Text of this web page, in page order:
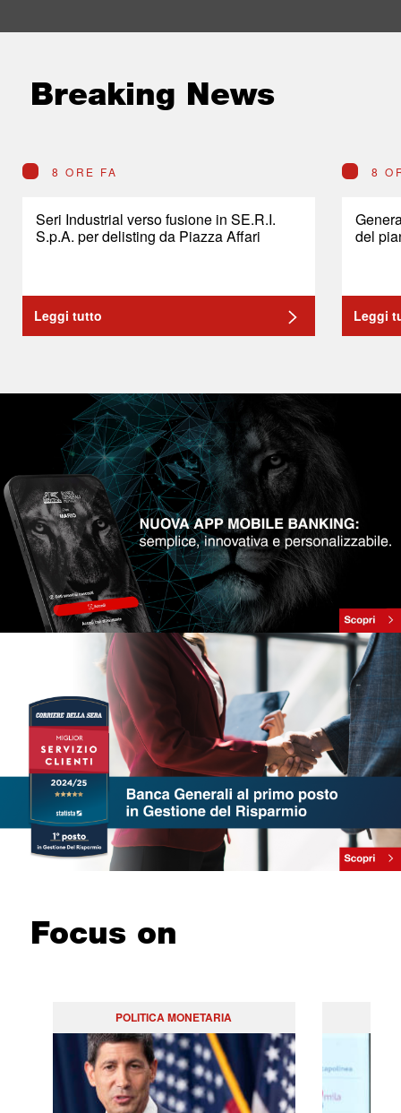
Breaking News
8 ORE FA
Seri Industrial verso fusione in SE.R.I.
S.p.A. per delisting da Piazza Affari
Leggi tutto
8
del
Leggi
Focus on
POLITICA MONETARIA